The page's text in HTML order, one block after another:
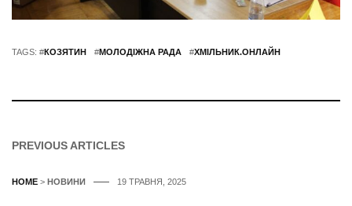
TAGS: #КОЗЯТИН #МОЛОДІЖНА РАДА #ХМІЛЬНИК.ОНЛАЙН
PREVIOUS ARTICLES
HOME > НОВИНИ 19 ТРАВНЯ, 2025